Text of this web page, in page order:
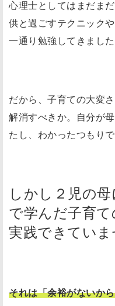
心理士としてはまだま
供と過ごすテクニック
一通り勉強してきました
だから、子育ての大変
解消すべきか。自分が
たし、わかったつもりで
しかし２児の
で学んだ子育
実践できていま
それは「余裕がないか